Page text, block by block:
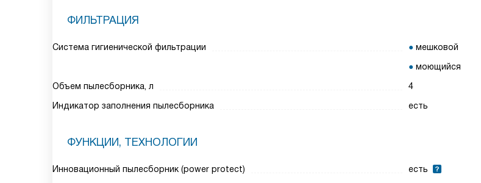
ФИЛЬТРАЦИЯ
Система гигиенической фильтрации
мешковой
моющийся
Объем пылесборника, л
4
Индикатор заполнения пылесборника
есть
ФУНКЦИИ, ТЕХНОЛОГИИ
Инновационный пылесборник (power protect)
есть